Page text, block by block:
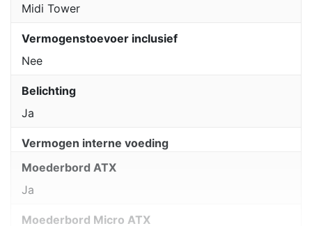
Midi Tower
Vermogenstoevoer inclusief
Nee
Belichting
Ja
Vermogen interne voeding
Moederbord ATX
Ja
Moederbord Micro ATX